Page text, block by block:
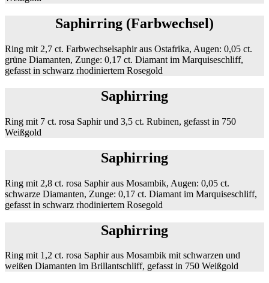
Saphirring (Farbwechsel)
Ring mit 2,7 ct. Farbwechselsaphir aus Ostafrika, Augen: 0,05 ct.
grüne Diamanten, Zunge: 0,17 ct. Diamant im Marquiseschliff,
gefasst in schwarz rhodiniertem Rosegold
Saphirring
Ring mit 7 ct. rosa Saphir und 3,5 ct. Rubinen, gefasst in 750
Weißgold
Saphirring
Ring mit 2,8 ct. rosa Saphir aus Mosambik, Augen: 0,05 ct.
schwarze Diamanten, Zunge: 0,17 ct. Diamant im Marquiseschliff,
gefasst in schwarz rhodiniertem Rosegold
Saphirring
Ring mit 1,2 ct. rosa Saphir aus Mosambik mit schwarzen und
weißen Diamanten im Brillantschliff, gefasst in 750 Weißgold